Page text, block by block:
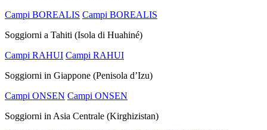
Campi BOREALIS Campi BOREALIS
Soggiorni a Tahiti (Isola di Huahiné)
Campi RAHUI Campi RAHUI
Soggiorni in Giappone (Penisola d’Izu)
Campi ONSEN Campi ONSEN
Soggiorni in Asia Centrale (Kirghizistan)